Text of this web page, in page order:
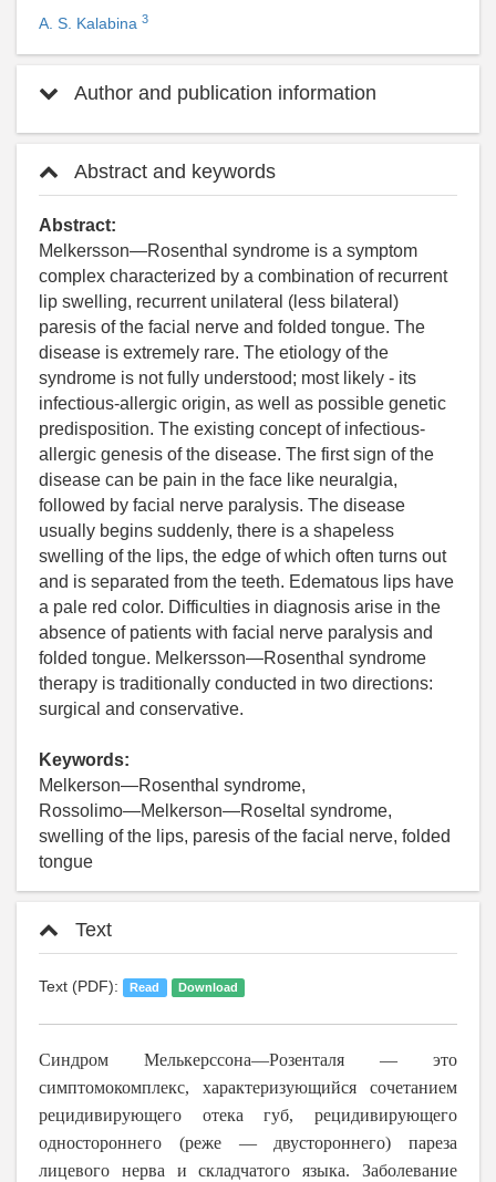
A. S. Kalabina 3
Author and publication information
Abstract and keywords
Abstract:
Melkersson―Rosenthal syndrome is a symptom
complex characterized by a combination of recurrent
lip swelling, recurrent unilateral (less bilateral)
paresis of the facial nerve and folded tongue. The
disease is extremely rare. The etiology of the
syndrome is not fully understood; most likely - its
infectious-allergic origin, as well as possible genetic
predisposition. The existing concept of infectious-
allergic genesis of the disease. The first sign of the
disease can be pain in the face like neuralgia,
followed by facial nerve paralysis. The disease
usually begins suddenly, there is a shapeless
swelling of the lips, the edge of which often turns out
and is separated from the teeth. Edematous lips have
a pale red color. Difficulties in diagnosis arise in the
absence of patients with facial nerve paralysis and
folded tongue. Melkersson―Rosenthal syndrome
therapy is traditionally conducted in two directions:
surgical and conservative.
Keywords:
Melkerson―Rosenthal syndrome,
Rossolimo―Melkerson―Roseltal syndrome,
swelling of the lips, paresis of the facial nerve, folded
tongue
Text
Text (PDF): Read Download
Синдром Мелькерссона―Розенталя ― это
симптомокомплекс, характеризующийся сочетанием
рецидивирующего отека губ, рецидивирующего
одностороннего (реже ― двустороннего) пареза
лицевого нерва и складчатого языка. Заболевание